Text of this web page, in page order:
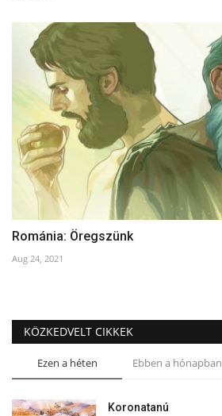
Románia: Öregszünk
Aug 24, 2021
KÖZKEDVELT CIKKEK
Ezen a héten Ebben a hónapban
Koronatanú